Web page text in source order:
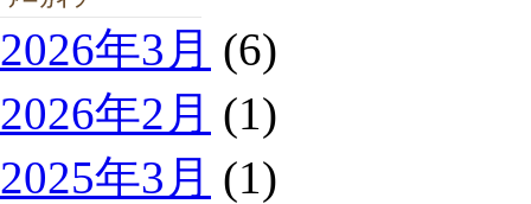
2026年3月 (6)
2026年2月 (1)
2025年3月 (1)